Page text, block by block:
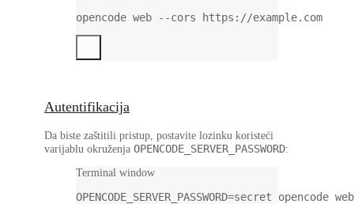
opencode web --cors https://example.com
Autentifikacija
Da biste zaštitili pristup, postavite lozinku koristeći
varijablu okruženja OPENCODE_SERVER_PASSWORD:
Terminal window
OPENCODE_SERVER_PASSWORD=secret opencode web